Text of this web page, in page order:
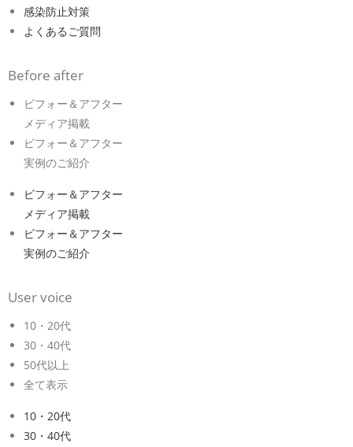
感染防止対策
よくあるご質問
Before after
ビフォー＆アフター
メディア掲載
ビフォー＆アフター
実例のご紹介
ビフォー＆アフター
メディア掲載
ビフォー＆アフター
実例のご紹介
User voice
10・20代
30・40代
50代以上
全て表示
10・20代
30・40代